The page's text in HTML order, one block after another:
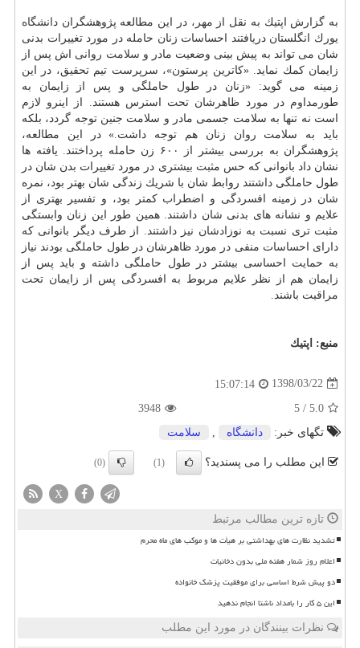
به گزارش اپتیك به نقل از مهر، در این مطالعه پژوهشگران دانشگاه
یورك انگلستان دریافتند احساسات زنان حامله در مورد تغییرات بدنی
شان می تواند به پیش بینی وضعیت مادر و سلامت روانی اش پس از
زایمان كمك نماید. «كاترین پرستون»، سرپرست تیم تحقیق، در این
زمینه می گوید: «زنان در طول حاملگی و پس از زایمان به
طورمداوم در مورد ظاهرشان تحت استرس هستند. از اینرو لازم
است نه تنها به سلامت جسمی مادر و سلامت جنین توجه گردد، بلكه
باید به سلامت روان زنان هم توجه داشت.» در این مطالعه،
پژوهشگران به بررسی بیشتر از ۶۰۰ زن حامله پرداختند. یافته ها
نشان داد بانوانی كه حس مثبت بیشتری در مورد تغییرات بدن شان در
طول حاملگی داشتند روابط شان با شریك زندگی شان بهتر بود، نمره
شان در زمینه افسردگی و اضطراب كمتر بود، و تفسیر بهتری از
علایم و نشانه های بدنی شان داشتند. همین طور این زنان وابستگی
مثبت تری نسبت به نوزادشان نیز داشتند. از طرف دیگر بانوانی كه
دارای احساسات منفی در مورد ظاهرشان در طول حاملگی بودند نیاز
به حمایت احساسی بیشتر در طول حاملگی داشته و باید پس از
زایمان هم از نظر علایم مربوط به افسردگی پس از زایمان تحت
مراقبت باشند.
منبع: اپتیك
1398/03/22
15:07:14
5.0
/
5
3948
تگهای خبر:
دانشگاه سلامت
این مطلب را می پسندید؟ (1)
(0)
X
تازه ترین مطالب مرتبط
تشدید نظارت های بهداشتی بر هیأت ها و موکب های ماه محرم
اعلام روز شمار هفته ملی بدون دخانیات
دو پیش شرط اساسی برای موفقیت پزشک خانواده
این ۵ کار را بامداد ناشتا انجام ندهید
نظرات بینندگان در مورد این مطلب